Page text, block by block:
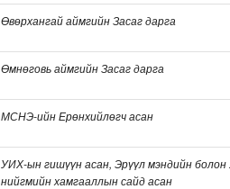
Өвөрхангай аймгийн Засаг дарга
Өмнөговь аймгийн Засаг дарга
МСНЭ-ийн Ерөнхийлөгч асан
УИХ-ын гишүүн асан, Эрүүл мэндийн
нийгмийн хамгааллын сайд асан